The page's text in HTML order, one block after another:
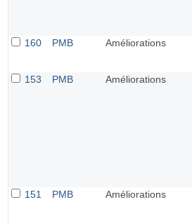
160
PMB Améliorations
153
PMB Améliorations
151
PMB Améliorations